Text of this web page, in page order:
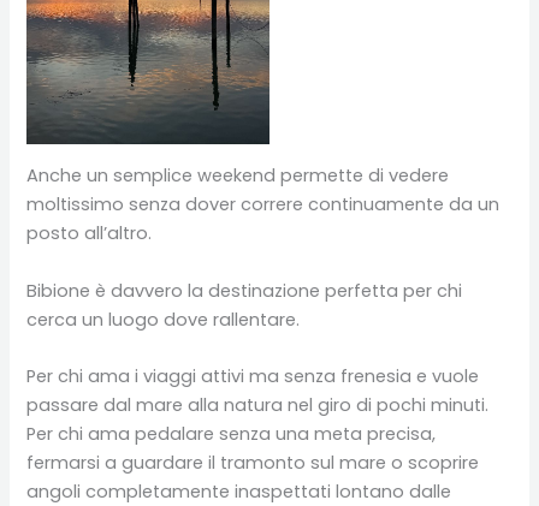
Anche un semplice weekend permette di vedere
moltissimo senza dover correre continuamente da un
posto all’altro.
Bibione è davvero la destinazione perfetta per chi
cerca un luogo dove rallentare.
Per chi ama i viaggi attivi ma senza frenesia e vuole
passare dal mare alla natura nel giro di pochi minuti.
Per chi ama pedalare senza una meta precisa,
fermarsi a guardare il tramonto sul mare o scoprire
angoli completamente inaspettati lontano dalle